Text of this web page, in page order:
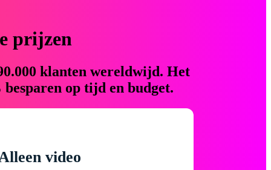
prijzen
klanten wereldwijd. Het
op tijd en budget.
video